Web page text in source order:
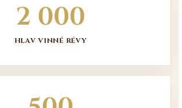
2 000
HLAV VINNÉ RÉVY